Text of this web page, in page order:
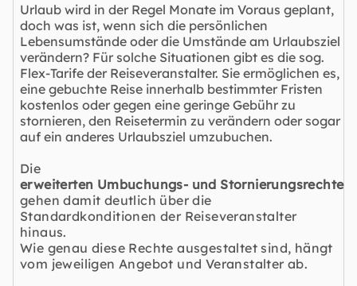
Urlaub wird in der Regel Monate im Voraus geplant,
doch was ist, wenn sich die persönlichen
Lebensumstände oder die Umstände am Urlaubsziel
verändern? Für solche Situationen gibt es die sog.
Flex-Tarife der Reiseveranstalter. Sie ermöglichen es,
eine gebuchte Reise innerhalb bestimmter Fristen
kostenlos oder gegen eine geringe Gebühr zu
stornieren, den Reisetermin zu verändern oder sogar
auf ein anderes Urlaubsziel umzubuchen.
Die
erweiterten Umbuchungs- und Stornierungsrechte
gehen damit deutlich über die
Standardkonditionen der Reiseveranstalter
hinaus.
Wie genau diese Rechte ausgestaltet sind, hängt
vom jeweiligen Angebot und Veranstalter ab.